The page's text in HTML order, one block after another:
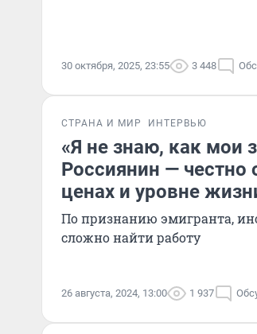
30 октября, 2025, 23:55 3 448
СТРАНА И МИР ИНТЕРВЬЮ
«Я не знаю, как мои
Россиянин — честно
ценах и уровне
По признанию эмигранта,
сложно найти работу
26 августа, 2024, 13:00 1 937